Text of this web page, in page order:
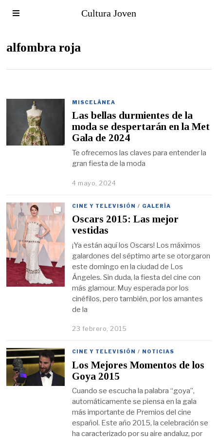
Cultura Joven
alfombra roja
MISCELÁNEA
Las bellas durmientes de la
moda se despertarán en la Met
Gala de 2024
Te ofrecemos las claves para entender la
gran fiesta de la moda
4 mayo, 2024
CINE Y TELEVISIÓN / GALERÍA
Oscars 2015: Las mejor
vestidas
¡Ya están aquí los Oscars! Los máximos
galardones del séptimo arte se otorgaron
este domingo en la ciudad de Los
Ángeles. Sin duda, la fiesta del cine con
más glamour. Muy esperada por los
cinéfilos, pero también, por los amantes
de la
23 febrero, 2015
CINE Y TELEVISIÓN / NOTICIAS
Los Mejores Momentos de los
Goya 2015
Cuando se escucha la palabra “goya”,
automáticamente se piensa en la gala
más importante de Premios del cine
español. Este año 2015, la celebración se
ha caracterizado por su aire andaluz, por